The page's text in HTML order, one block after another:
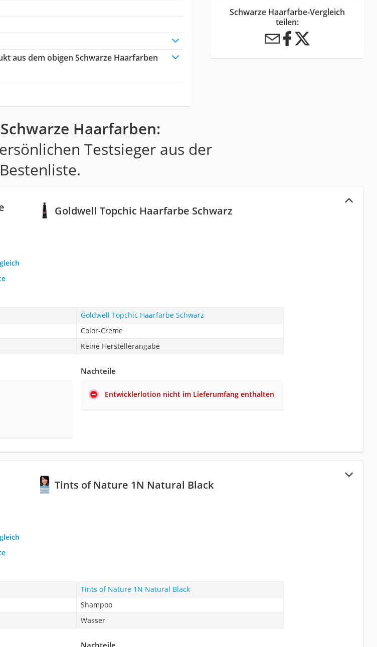
aus dem obigen Schwarze Haarfarben
Schwarze Haarfarbe-Vergleich
teilen:
Haarfarben:
Testsieger aus der
Bestenliste.
Goldwell Topchic Haarfarbe Schwarz
Goldwell Topchic Haarfarbe Schwarz
Color-Creme
Keine Herstellerangabe
Nachteile
Entwicklerlotion nicht im Lieferumfang enthalten
Tints of Nature 1N Natural Black
Tints of Nature 1N Natural Black
Shampoo
Wasser